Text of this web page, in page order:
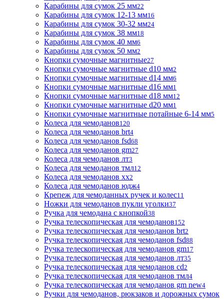
Карабины для сумок 25 мм22
Карабины для сумок 12-13 мм16
Карабины для сумок 30-32 мм24
Карабины для сумок 38 мм18
Карабины для сумок 40 мм6
Карабины для сумок 50 мм2
Кнопки сумочные магнитные27
Кнопки сумочные магнитные d10 мм2
Кнопки сумочные магнитные d14 мм6
Кнопки сумочные магнитные d16 мм1
Кнопки сумочные магнитные d18 мм12
Кнопки сумочные магнитные d20 мм1
Кнопки сумочные магнитные потайные 6-14 мм5
Колеса для чемоданов120
Колеса для чемоданов brt4
Колеса для чемоданов fsd68
Колеса для чемоданов gm27
Колеса для чемоданов лт3
Колеса для чемоданов тмл12
Колеса для чемоданов хх2
Колеса для чемоданов юдж4
Крепеж для чемоданных ручек и колес11
Ножки для чемоданов пукли уголки37
Ручка для чемодана с кнопкой38
Ручка телескопическая для чемоданов152
Ручка телескопическая для чемоданов brt2
Ручка телескопическая для чемоданов fsd88
Ручка телескопическая для чемоданов gm17
Ручка телескопическая для чемоданов лт35
Ручка телескопическая для чемоданов сd2
Ручка телескопическая для чемоданов тмл4
Ручка телескопическая для чемоданов gm new4
Ручки для чемоданов, рюкзаков и дорожных сумок